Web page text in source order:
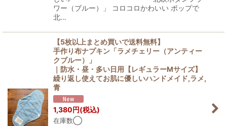
ワー（ブルー）」 コロコロかわいい ポップで
北…
【5枚以上まとめ買いで送料無料】
手作り布ナプキン「ラメチェリー（アンティー
クブルー）」
｜防水・昼・多い日用【レギュラーMサイズ】
繰り返し使えてお肌に優しいハンドメイド,ラメ,
青
1,380円(税込)
在庫数◯